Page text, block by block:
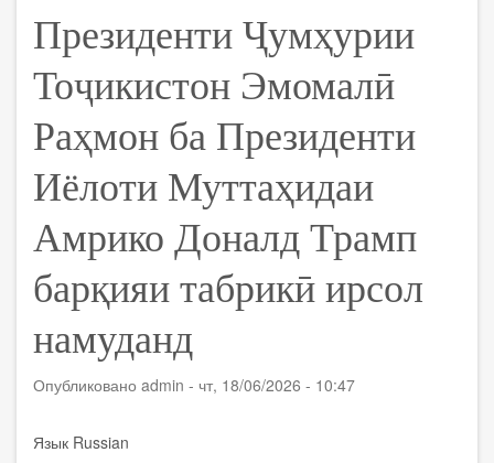
Президенти Ҷумҳурии
Тоҷикистон Эмомалӣ
Раҳмон ба Президенти
Иёлоти Муттаҳидаи
Амрико Доналд Трамп
барқияи табрикӣ ирсол
намуданд
Опубликовано admin - чт, 18/06/2026 - 10:47
Язык Russian